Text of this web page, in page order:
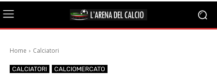
Home Calciatori
CALCIATORI CALCIOMERCATO